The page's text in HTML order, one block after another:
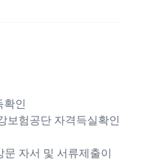
인
보험공단 자격득실확인
자서 및 서류제출이